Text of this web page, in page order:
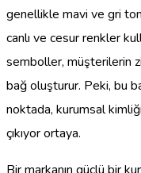
genellikle mavi ve gri
canlı ve cesur renkler
semboller, müşterilerin
bağ oluşturur. Peki, bu
noktada, kurumsal
çıkıyor ortaya.